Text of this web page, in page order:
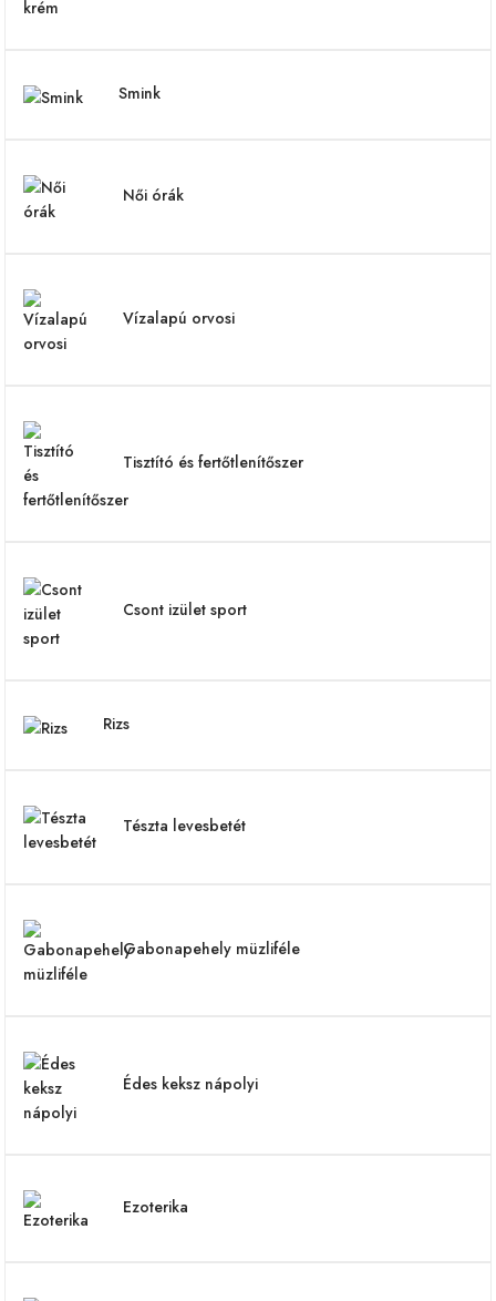
Smink
Női órák
Vízalapú orvosi
Tisztító és fertőtlenítőszer
Csont izület sport
Rizs
Tészta levesbetét
Gabonapehely müzliféle
Édes keksz nápolyi
Ezoterika